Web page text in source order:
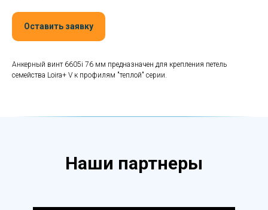
Оставить заявку
Анкерный винт 6605i 76 мм предназначен для крепления петель
семейства Loira+ V к профилям "теплой" серии.
Наши партнеры